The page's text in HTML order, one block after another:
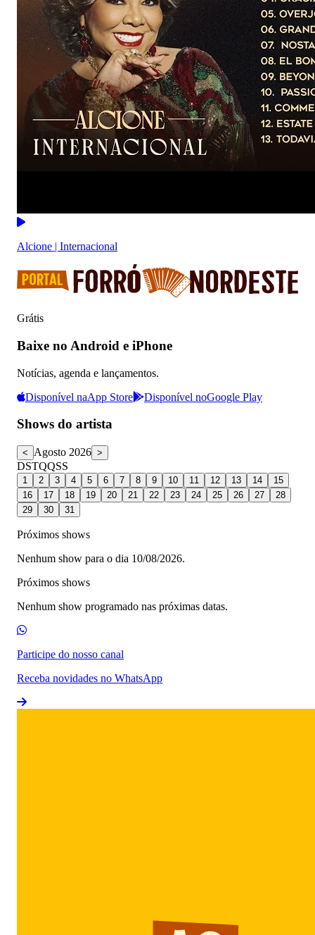
Alcione | Internacional
Grátis
Baixe no Android e iPhone
Notícias, agenda e lançamentos.
Disponível naApp Store Disponível noGoogle Play
Shows do artista
< Agosto 2026 >
DSTQQSS
1 2 3 4 5 6 7 8 9 10 11 12 13 14
15
16
17 18 19 20 21 22 23 24 25 26 27
28
29
30 31
Próximos shows
Nenhum show para o dia 10/08/2026.
Próximos shows
Nenhum show programado nas próximas datas.
Participe do nosso canal
Receba novidades no WhatsApp